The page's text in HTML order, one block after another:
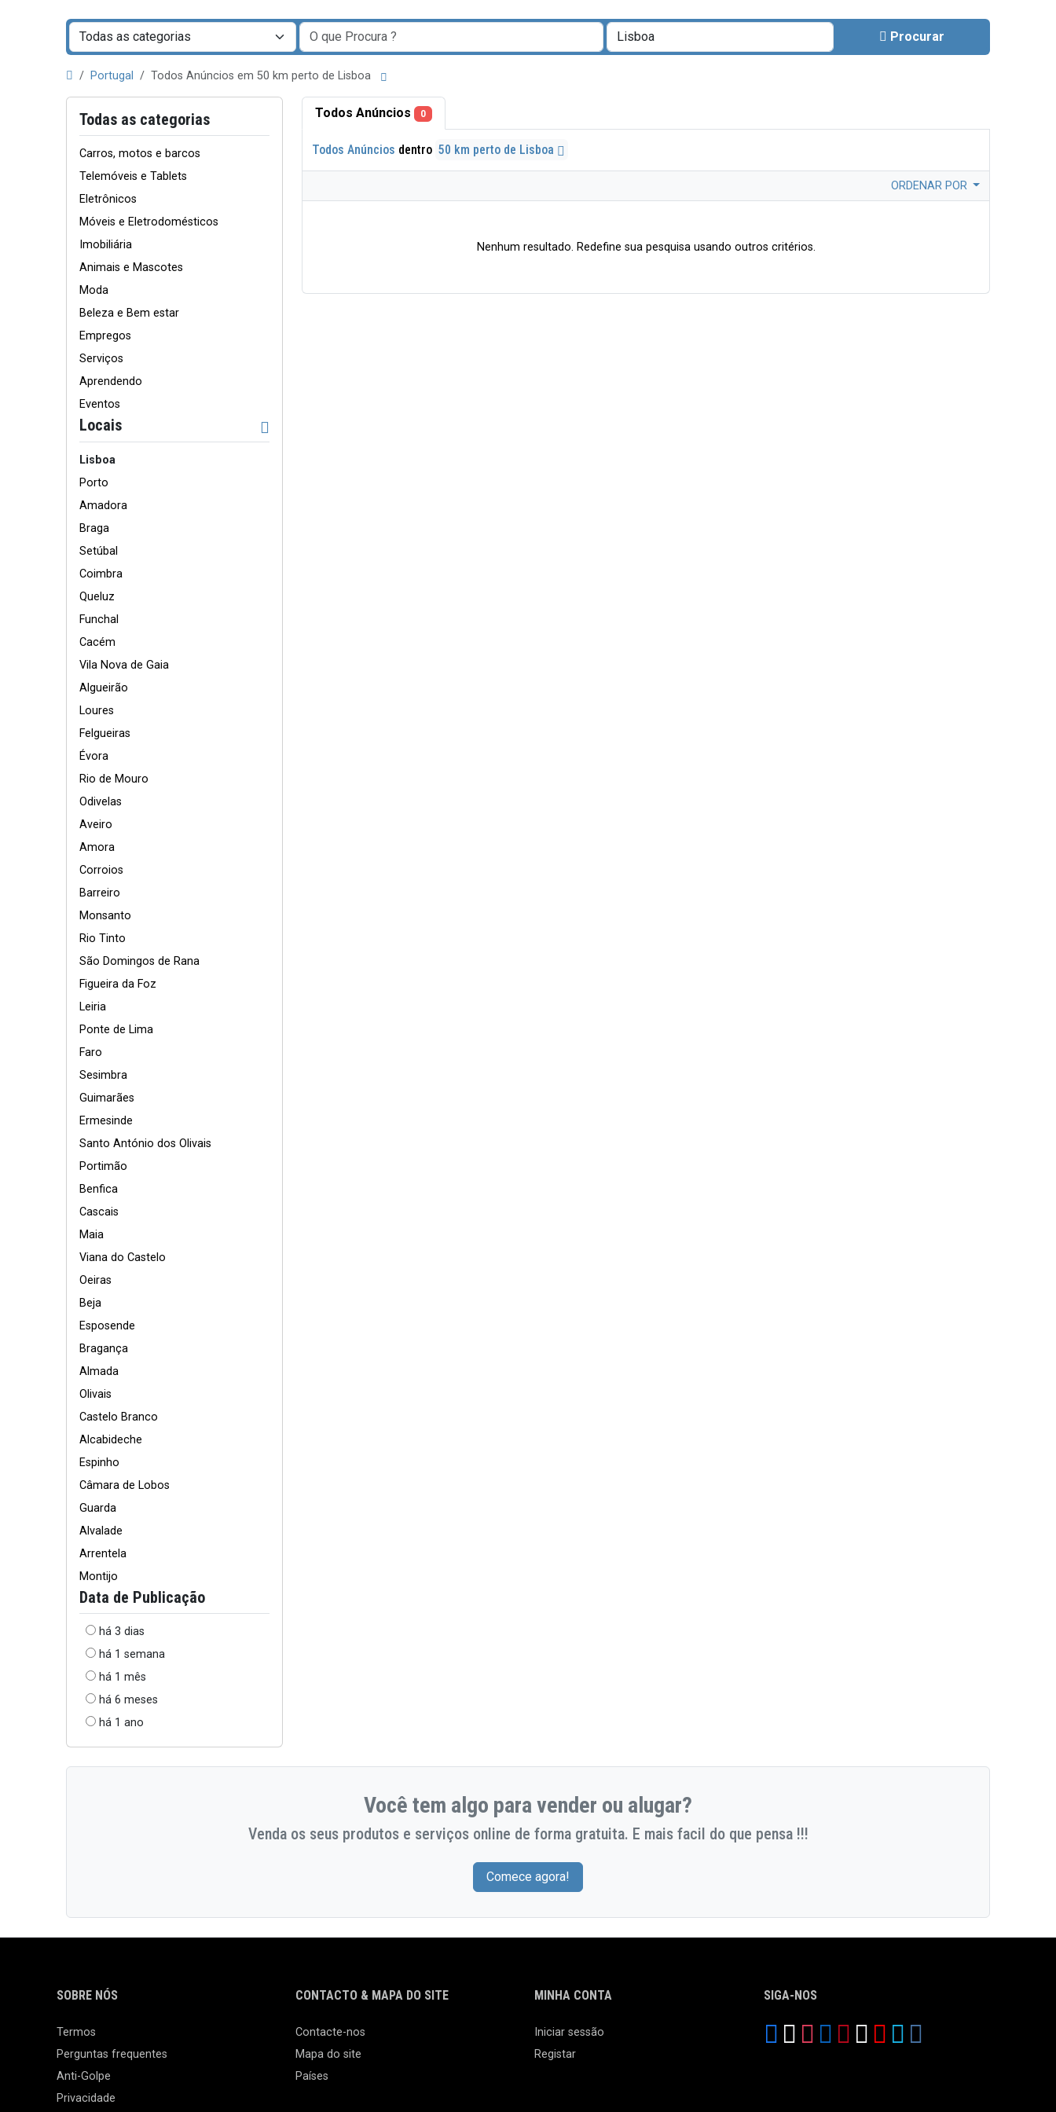
Procurar
Portugal Todos Anúncios em 50 km perto de Lisboa
Todas as categorias
Carros, motos e barcos
Telemóveis e Tablets
Eletrônicos
Móveis e Eletrodomésticos
Imobiliária
Animais e Mascotes
Moda
Beleza e Bem estar
Empregos
Serviços
Aprendendo
Eventos
Locais
Lisboa
Porto
Amadora
Braga
Setúbal
Coimbra
Queluz
Funchal
Cacém
Vila Nova de Gaia
Algueirão
Loures
Felgueiras
Évora
Rio de Mouro
Odivelas
Aveiro
Amora
Corroios
Barreiro
Monsanto
Rio Tinto
São Domingos de Rana
Figueira da Foz
Leiria
Ponte de Lima
Faro
Sesimbra
Guimarães
Ermesinde
Santo António dos Olivais
Portimão
Benfica
Cascais
Maia
Viana do Castelo
Oeiras
Beja
Esposende
Bragança
Almada
Olivais
Castelo Branco
Alcabideche
Espinho
Câmara de Lobos
Guarda
Alvalade
Arrentela
Montijo
Data de Publicação
há 3 dias
há 1 semana
há 1 mês
há 6 meses
há 1 ano
Todos Anúncios 0
Todos Anúncios dentro 50 km perto de Lisboa
ORDENAR POR
Nenhum resultado. Redefine sua pesquisa usando outros critérios.
Você tem algo para vender ou alugar?
Venda os seus produtos e serviços online de forma gratuita. E mais facil do que pensa !!!
Comece agora!
SOBRE NÓS
Termos
Perguntas frequentes
Anti-Golpe
Privacidade
CONTACTO & MAPA DO SITE
Contacte-nos
Mapa do site
Países
MINHA CONTA
Iniciar sessão
Registar
SIGA-NOS